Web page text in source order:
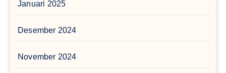
Januari 2025
Desember 2024
November 2024